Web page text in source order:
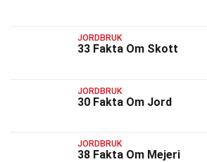
JORDBRUK
33 Fakta Om Skott
JORDBRUK
30 Fakta Om Jord
JORDBRUK
38 Fakta Om Mejeri